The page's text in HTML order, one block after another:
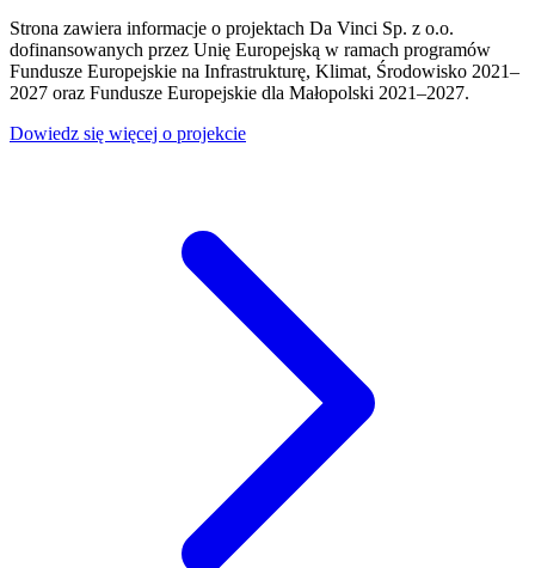
Strona zawiera informacje o projektach Da Vinci Sp. z o.o.
dofinansowanych przez Unię Europejską w ramach programów
Fundusze Europejskie na Infrastrukturę, Klimat, Środowisko 2021–
2027 oraz Fundusze Europejskie dla Małopolski 2021–2027.
Dowiedz się więcej o projekcie